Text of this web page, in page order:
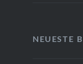
NEUESTE